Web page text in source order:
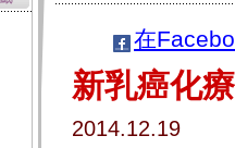
在
新乳癌化
2014.12.19